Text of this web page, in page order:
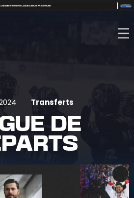
Transferts
DE